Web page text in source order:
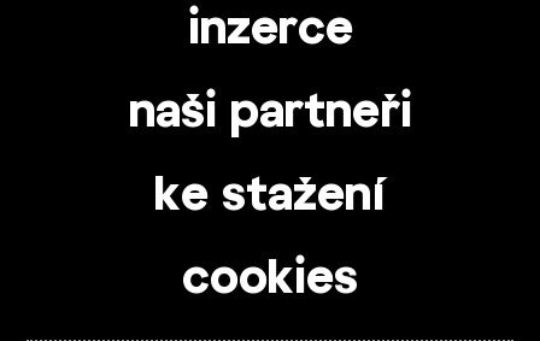
inzerce
naši partneři
ke stažení
cookies